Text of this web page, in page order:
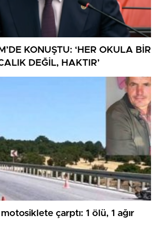
KONUŞTU: ‘HER OKULA BİR
DEĞİL, HAKTIR’
çarptı: 1 ölü, 1 ağır